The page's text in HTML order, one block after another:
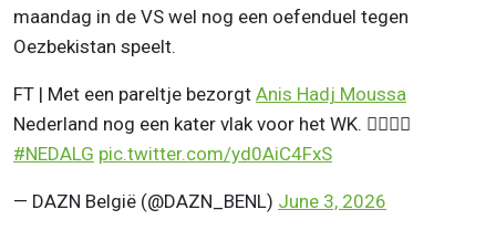
maandag in de VS wel nog een oefenduel tegen
Oezbekistan speelt.
FT | Met een pareltje bezorgt Anis Hadj Moussa
Nederland nog een kater vlak voor het WK. 😮‍💨🇩🇿
#NEDALG pic.twitter.com/yd0AiC4FxS
— DAZN België (@DAZN_BENL) June 3, 2026